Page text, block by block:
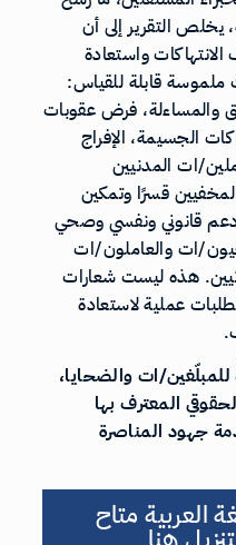
يخلص التقرير إلى أن
الانتهاكات واستعادة
ملموسة قابلة للقياس:
والمساءلة، فرض عقوبات
الجسيمة، الإفراج
ات المدنيين
قسرًا وتمكين
قانوني ونفسي وصحي
ات والعاملون/ات
هذه ليست شعارات
عملية لاستعادة
ات والضحايا،
المعترف بها
جهود المناصرة
العربية متاح